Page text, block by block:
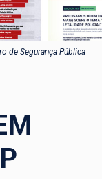
de Segurança Pública